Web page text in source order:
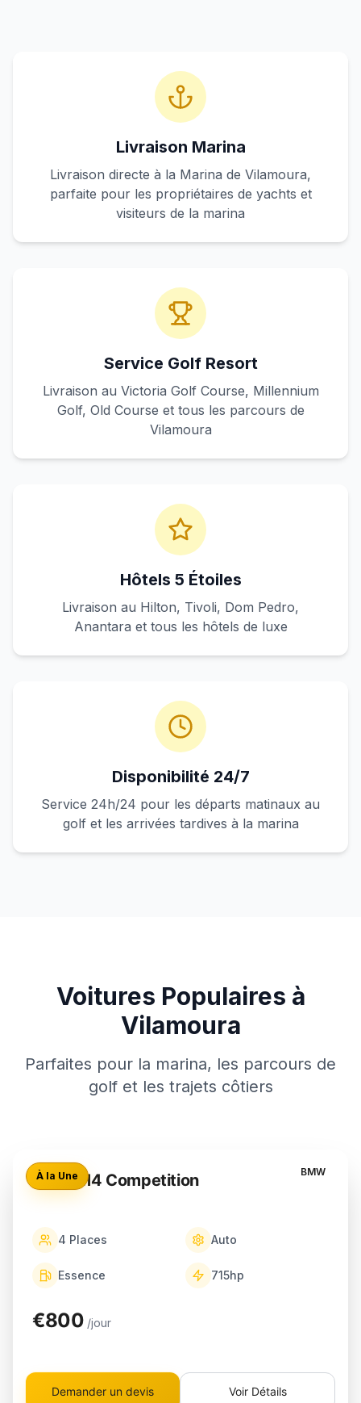
Livraison Marina
Livraison directe à la Marina de Vilamoura,
parfaite pour les propriétaires de yachts et
visiteurs de la marina
Service Golf Resort
Livraison au Victoria Golf Course, Millennium
Golf, Old Course et tous les parcours de
Vilamoura
Hôtels 5 Étoiles
Livraison au Hilton, Tivoli, Dom Pedro,
Anantara et tous les hôtels de luxe
Disponibilité 24/7
Service 24h/24 pour les départs matinaux au
golf et les arrivées tardives à la marina
Voitures Populaires à
Vilamoura
Parfaites pour la marina, les parcours de
golf et les trajets côtiers
À la Une BMW
BMW M4 Competition
4 Places Auto
Essence 715hp
€800 /jour
Demander un devis Voir Détails